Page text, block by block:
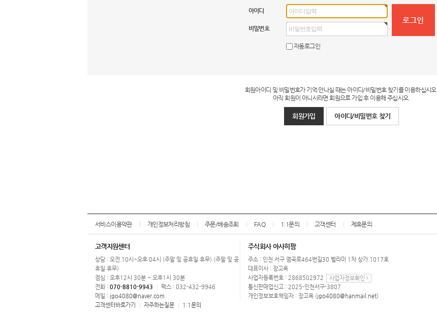
아이디
비밀번호
자동로그인
회원아이디 및 비밀번호가 기억 안나실 때는 아이디/비밀번호 찾기를 이용하십시오.
아직 회원이 아니시라면 회원으로 가입 후 이용해 주십시오.
회원가입 아이디/비밀번호 찾기
서비스이용약관 개인정보처리방침 주문/배송조회 FAQ 1:1문의 고객센터 제휴문의
고객지원센터
상담 : 오전 10시~오후 04시 (주말 및 공휴일 휴무) (주말 및 공
휴일 휴무)
점심 : 오후12시 30분 ~ 오후1시 30분
전화 : 070-8810-9943
팩스 : 032-432-9946
메일 : jgo4080@naver.com
고객센터바로가기
자주하는질문 1:1문의
주식회사 아사히팜
주소 : 인천 서구 염곡로464번길30 벨라미 1차 상가 1017호
대표이사 : 장고옥
사업자등록번호 : 2868502972
사업자정보확인
통신판매업신고 : 2025-인천서구-3807
개인정보보호책임자 : 장고옥 (jgo4080@hanmail.net)